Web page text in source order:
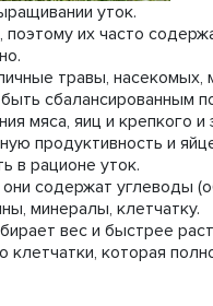
уток.
их часто
травы,
сбалансированным
мяса, яиц и крепкого и
продуктивность и
в рационе уток.
содержат углеводы
минералы, клетчатку.
вес и быстрее
которая